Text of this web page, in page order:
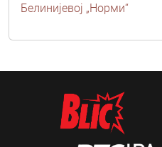
Белинијевој „Норми“